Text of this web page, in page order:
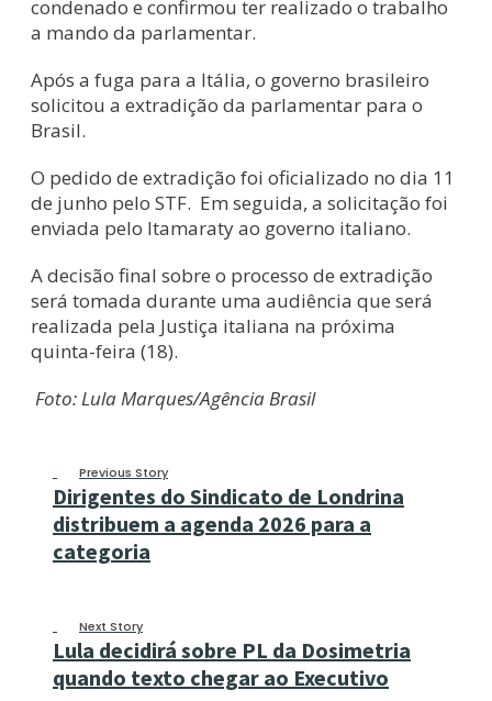
condenado e confirmou ter realizado o trabalho
a mando da parlamentar.
Após a fuga para a Itália, o governo brasileiro
solicitou a extradição da parlamentar para o
Brasil.
O pedido de extradição foi oficializado no dia 11
de junho pelo STF. Em seguida, a solicitação foi
enviada pelo Itamaraty ao governo italiano.
A decisão final sobre o processo de extradição
será tomada durante uma audiência que será
realizada pela Justiça italiana na próxima
quinta-feira (18).
Foto: Lula Marques/Agência Brasil
Previous Story
Dirigentes do Sindicato de Londrina
distribuem a agenda 2026 para a
categoria
Next Story
Lula decidirá sobre PL da Dosimetria
quando texto chegar ao Executivo